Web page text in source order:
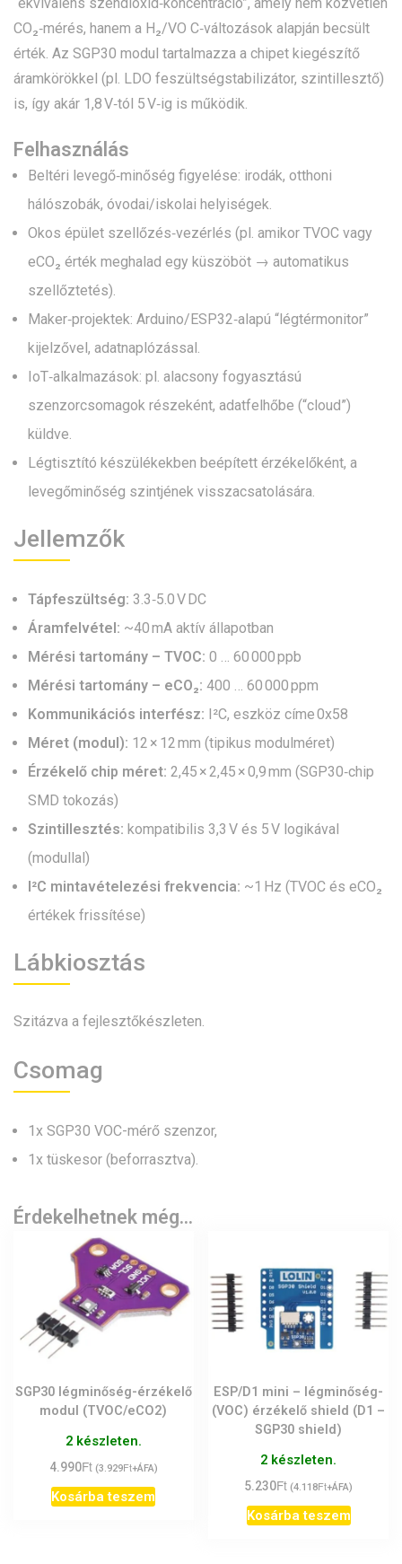
CO₂‑mérés, hanem a H₂/VO C‑változások alapján becsült
érték. Az SGP30 modul tartalmazza a chipet kiegészítő
áramkörökkel (pl. LDO feszültségstabilizátor, szintillesztő)
is, így akár 1,8 V‑tól 5 V‑ig is működik.
Felhasználás
Beltéri levegő‑minőség figyelése: irodák, otthoni
hálószobák, óvodai/iskolai helyiségek.
Okos épület szellőzés‑vezérlés (pl. amikor TVOC vagy
eCO₂ érték meghalad egy küszöböt → automatikus
szellőztetés).
Maker‑projektek: Arduino/ESP32‑alapú “légtérmonitor”
kijelzővel, adatnaplózással.
IoT‑alkalmazások: pl. alacsony fogyasztású
szenzorcsomagok részeként, adatfelhőbe (“cloud”)
küldve.
Légtisztító készülékekben beépített érzékelőként, a
levegőminőség szintjének visszacsatolására.
Jellemzők
Tápfeszültség: 3.3‑5.0 V DC
Áramfelvétel: ~40 mA aktív állapotban
Mérési tartomány – TVOC: 0 … 60 000 ppb
Mérési tartomány – eCO₂: 400 … 60 000 ppm
Kommunikációs interfész: I²C, eszköz címe 0x58
Méret (modul): 12 × 12 mm (tipikus modulméret)
Érzékelő chip méret: 2,45 × 2,45 × 0,9 mm (SGP30‑chip
SMD tokozás)
Szintillesztés: kompatibilis 3,3 V és 5 V logikával
(modullal)
I²C mintavételezési frekvencia: ~1 Hz (TVOC és eCO₂
értékek frissítése)
Lábkiosztás
Szitázva a fejlesztőkészleten.
Csomag
1x SGP30 VOC-mérő szenzor,
1x tüskesor (beforrasztva).
Érdekelhetnek még…
SGP30 légminőség-érzékelő
modul (TVOC/eCO2)
2 készleten.
4.990Ft (3.929Ft+ÁFA)
Kosárba teszem
ESP/D1 mini – légminőség-
(VOC) érzékelő shield (D1 –
SGP30 shield)
2 készleten.
5.230Ft (4.118Ft+ÁFA)
Kosárba teszem